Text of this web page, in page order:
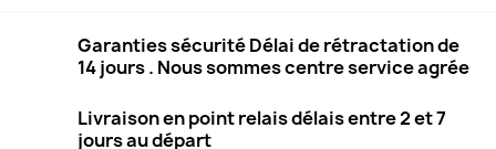
Garanties sécurité Délai de rétractation de
14 jours . Nous sommes centre service agrée
Livraison en point relais délais entre 2 et 7
jours au départ